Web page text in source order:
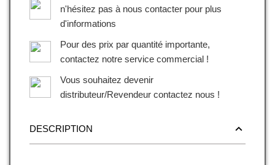
n'hésitez pas à nous contacter pour plus
d'informations
Pour des prix par quantité importante,
contactez notre service commercial !
Vous souhaitez devenir
distributeur/Revendeur contactez nous !
DESCRIPTION